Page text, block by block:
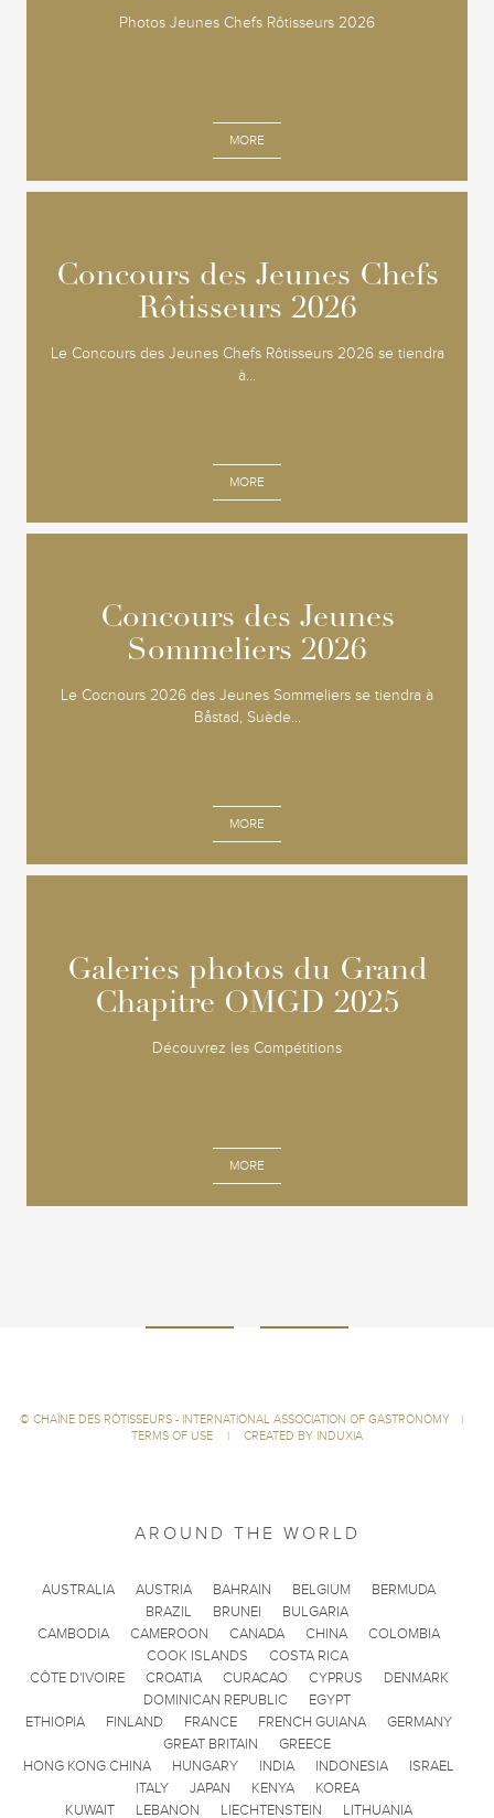
Photos Jeunes Chefs Rôtisseurs 2026
MORE
Concours des Jeunes Chefs
Rôtisseurs 2026
Le Concours des Jeunes Chefs Rôtisseurs 2026 se tiendra
à...
MORE
Concours des Jeunes Chefs
Rôtisseurs 2026
Concours des Jeunes
Sommeliers 2026
Le Cocnours 2026 des Jeunes Sommeliers se tiendra à
Båstad, Suède...
MORE
Concours des Jeunes
Sommeliers 2026
Galeries photos du Grand
Chapitre OMGD 2025
Découvrez les Compétitions
MORE
Galeries photos du Grand
Chapitre OMGD 2025
© CHAÎNE DES RÔTISSEURS - INTERNATIONAL ASSOCIATION OF GASTRONOMY
|
TERMS OF USE
| CREATED BY INDUXIA
AROUND THE WORLD
AUSTRALIA AUSTRIA BAHRAIN BELGIUM
BERMUDA
BRAZIL
BRUNEI
BULGARIA
CAMBODIA
CAMEROON CANADA CHINA
COLOMBIA
COOK ISLANDS
COSTA RICA
CÔTE D'IVOIRE
CROATIA CURACAO CYPRUS
DENMARK
DOMINICAN REPUBLIC
EGYPT
ETHIOPIA
FINLAND FRANCE FRENCH GUIANA
GERMANY
GREAT BRITAIN
GREECE
HONG KONG CHINA
HUNGARY INDIA INDONESIA
ISRAEL
ITALY
JAPAN KENYA
KOREA
KUWAIT
LEBANON LIECHTENSTEIN LITHUANIA